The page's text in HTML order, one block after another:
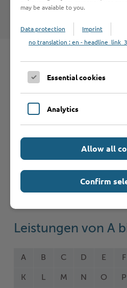
Nutzungsbedingungen
Formulare
Leistungen von A
A B C D E F
K L M N O P
may be avaiable to you.
Data protection
Imprint
no translation : en -
Essential cookies
Analytics
Allow all
Confirm